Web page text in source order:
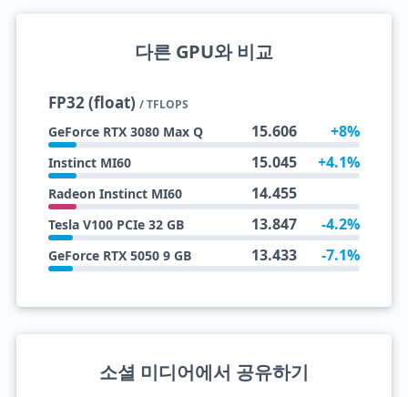
다른 GPU와 비교
FP32 (float) / TFLOPS
GeForce RTX 3080 Max Q 15.606 +8%
Instinct MI60 15.045 +4.1%
Radeon Instinct MI60 14.455
Tesla V100 PCIe 32 GB 13.847 -4.2%
GeForce RTX 5050 9 GB 13.433 -7.1%
소셜 미디어에서 공유하기